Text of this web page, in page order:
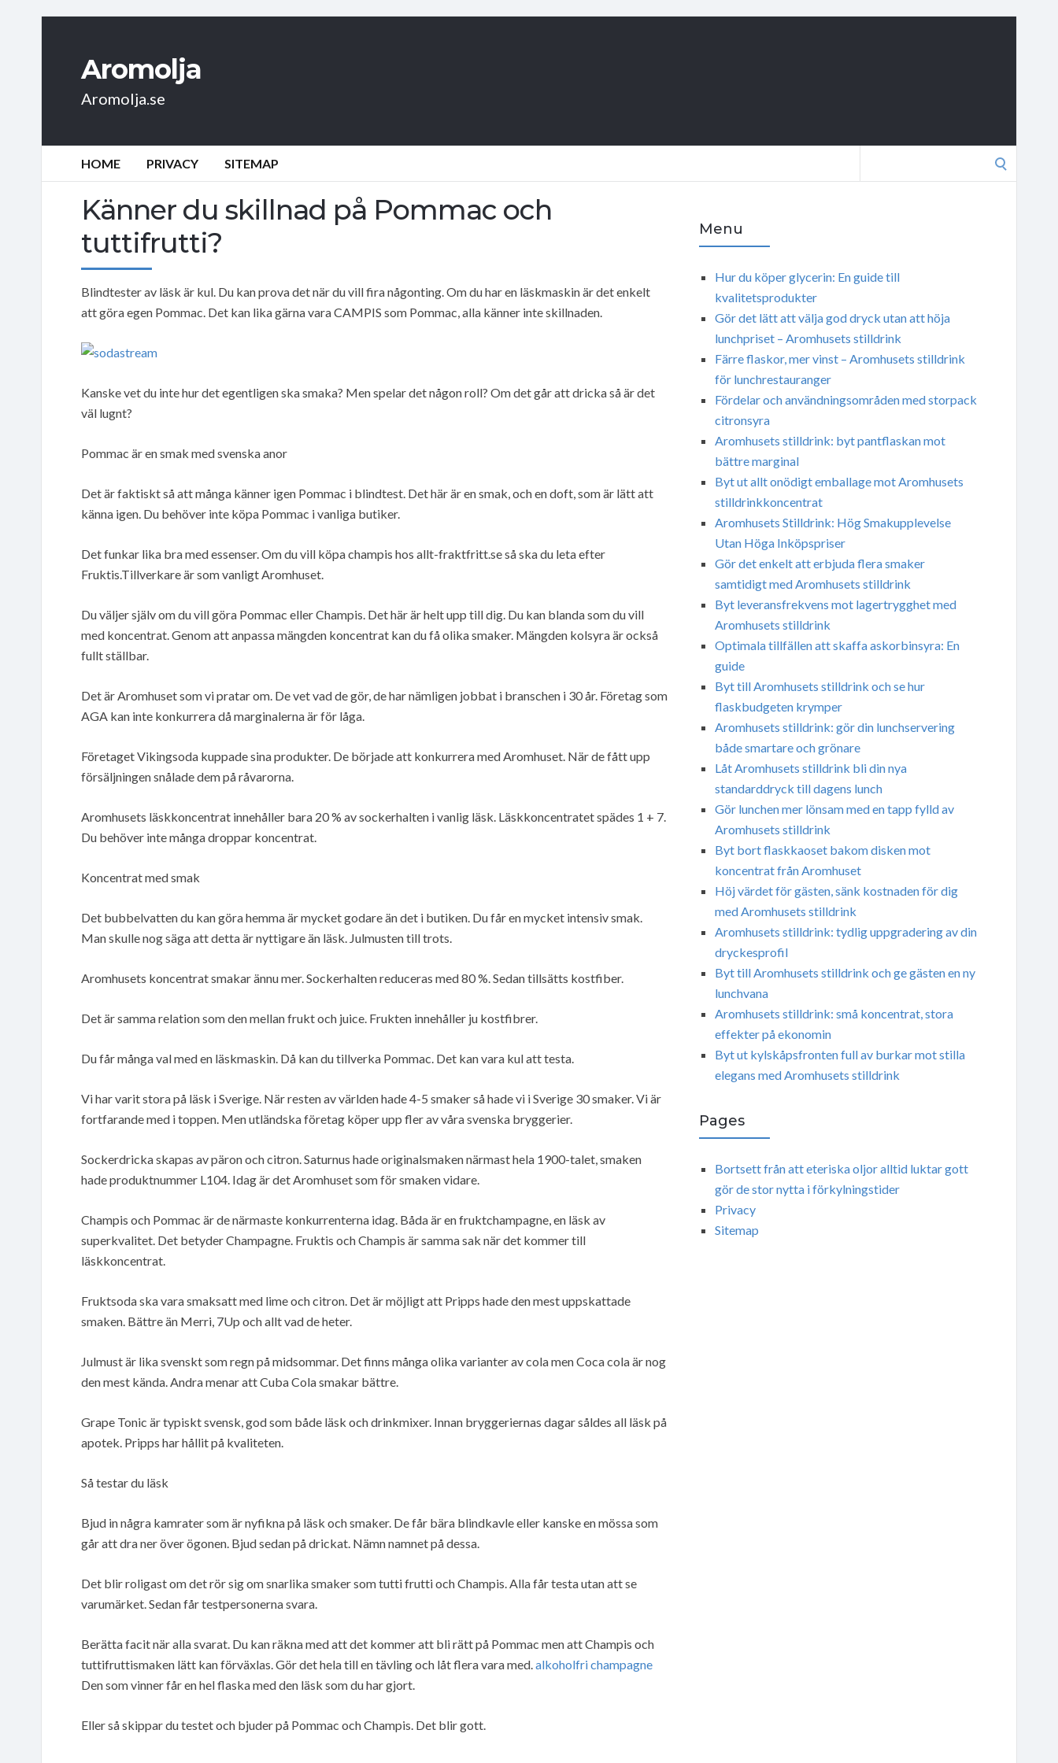
Aromolja
Aromolja.se
HOME PRIVACY SITEMAP
Känner du skillnad på Pommac och
tuttifrutti?
Blindtester av läsk är kul. Du kan prova det när du vill fira någonting. Om du har en läskmaskin är det enkelt
att göra egen Pommac. Det kan lika gärna vara CAMPIS som Pommac, alla känner inte skillnaden.
Kanske vet du inte hur det egentligen ska smaka? Men spelar det någon roll? Om det går att dricka så är det
väl lugnt?
Pommac är en smak med svenska anor
Det är faktiskt så att många känner igen Pommac i blindtest. Det här är en smak, och en doft, som är lätt att
känna igen. Du behöver inte köpa Pommac i vanliga butiker.
Det funkar lika bra med essenser. Om du vill köpa champis hos allt-fraktfritt.se så ska du leta efter
Fruktis.Tillverkare är som vanligt Aromhuset.
Du väljer själv om du vill göra Pommac eller Champis. Det här är helt upp till dig. Du kan blanda som du vill
med koncentrat. Genom att anpassa mängden koncentrat kan du få olika smaker. Mängden kolsyra är också
fullt ställbar.
Det är Aromhuset som vi pratar om. De vet vad de gör, de har nämligen jobbat i branschen i 30 år. Företag som
AGA kan inte konkurrera då marginalerna är för låga.
Företaget Vikingsoda kuppade sina produkter. De började att konkurrera med Aromhuset. När de fått upp
försäljningen snålade dem på råvarorna.
Aromhusets läskkoncentrat innehåller bara 20 % av sockerhalten i vanlig läsk. Läskkoncentratet spädes 1 + 7.
Du behöver inte många droppar koncentrat.
Koncentrat med smak
Det bubbelvatten du kan göra hemma är mycket godare än det i butiken. Du får en mycket intensiv smak.
Man skulle nog säga att detta är nyttigare än läsk. Julmusten till trots.
Aromhusets koncentrat smakar ännu mer. Sockerhalten reduceras med 80 %. Sedan tillsätts kostfiber.
Det är samma relation som den mellan frukt och juice. Frukten innehåller ju kostfibrer.
Du får många val med en läskmaskin. Då kan du tillverka Pommac. Det kan vara kul att testa.
Vi har varit stora på läsk i Sverige. När resten av världen hade 4-5 smaker så hade vi i Sverige 30 smaker. Vi är
fortfarande med i toppen. Men utländska företag köper upp fler av våra svenska bryggerier.
Sockerdricka skapas av päron och citron. Saturnus hade originalsmaken närmast hela 1900-talet, smaken
hade produktnummer L104. Idag är det Aromhuset som för smaken vidare.
Champis och Pommac är de närmaste konkurrenterna idag. Båda är en fruktchampagne, en läsk av
superkvalitet. Det betyder Champagne. Fruktis och Champis är samma sak när det kommer till
läskkoncentrat.
Fruktsoda ska vara smaksatt med lime och citron. Det är möjligt att Pripps hade den mest uppskattade
smaken. Bättre än Merri, 7Up och allt vad de heter.
Julmust är lika svenskt som regn på midsommar. Det finns många olika varianter av cola men Coca cola är nog
den mest kända. Andra menar att Cuba Cola smakar bättre.
Grape Tonic är typiskt svensk, god som både läsk och drinkmixer. Innan bryggeriernas dagar såldes all läsk på
apotek. Pripps har hållit på kvaliteten.
Så testar du läsk
Bjud in några kamrater som är nyfikna på läsk och smaker. De får bära blindkavle eller kanske en mössa som
går att dra ner över ögonen. Bjud sedan på drickat. Nämn namnet på dessa.
Det blir roligast om det rör sig om snarlika smaker som tutti frutti och Champis. Alla får testa utan att se
varumärket. Sedan får testpersonerna svara.
Berätta facit när alla svarat. Du kan räkna med att det kommer att bli rätt på Pommac men att Champis och
tuttifruttismaken lätt kan förväxlas. Gör det hela till en tävling och låt flera vara med.alkoholfri champagne
Den som vinner får en hel flaska med den läsk som du har gjort.
Eller så skippar du testet och bjuder på Pommac och Champis. Det blir gott.
Menu
Hur du köper glycerin: En guide till
kvalitetsprodukter
Gör det lätt att välja god dryck utan att höja
lunchpriset – Aromhusets stilldrink
Färre flaskor, mer vinst – Aromhusets stilldrink
för lunchrestauranger
Fördelar och användningsområden med storpack
citronsyra
Aromhusets stilldrink: byt pantflaskan mot
bättre marginal
Byt ut allt onödigt emballage mot Aromhusets
stilldrinkkoncentrat
Aromhusets Stilldrink: Hög Smakupplevelse
Utan Höga Inköpspriser
Gör det enkelt att erbjuda flera smaker
samtidigt med Aromhusets stilldrink
Byt leveransfrekvens mot lagertrygghet med
Aromhusets stilldrink
Optimala tillfällen att skaffa askorbinsyra: En
guide
Byt till Aromhusets stilldrink och se hur
flaskbudgeten krymper
Aromhusets stilldrink: gör din lunchservering
både smartare och grönare
Låt Aromhusets stilldrink bli din nya
standarddryck till dagens lunch
Gör lunchen mer lönsam med en tapp fylld av
Aromhusets stilldrink
Byt bort flaskkaoset bakom disken mot
koncentrat från Aromhuset
Höj värdet för gästen, sänk kostnaden för dig
med Aromhusets stilldrink
Aromhusets stilldrink: tydlig uppgradering av din
dryckesprofil
Byt till Aromhusets stilldrink och ge gästen en ny
lunchvana
Aromhusets stilldrink: små koncentrat, stora
effekter på ekonomin
Byt ut kylskåpsfronten full av burkar mot stilla
elegans med Aromhusets stilldrink
Pages
Bortsett från att eteriska oljor alltid luktar gott
gör de stor nytta i förkylningstider
Privacy
Sitemap